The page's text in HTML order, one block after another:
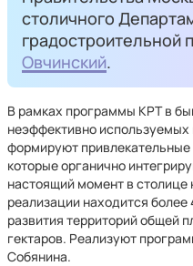
столичного
градостроительной
Овчинский.
В рамках программы КРТ в
неэффективно используемых
формируют привлекательные
которые органично
настоящий момент в столице
реализации находится
развития территорий общей
гектаров. Реализуют
Собянина.